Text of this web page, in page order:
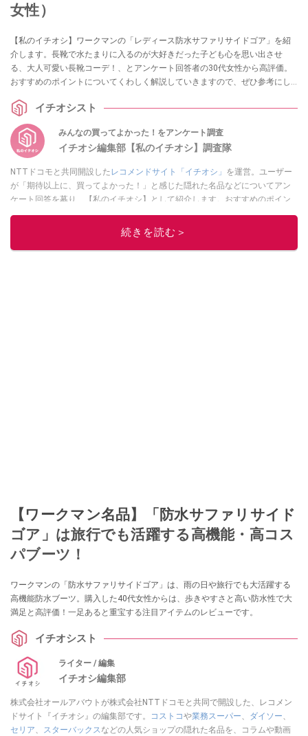
女性）
【私のイチオシ】ワークマンの「レディース防水サファリサイドゴア」を紹
介します。長靴で水たまりに入るのが大好きだった子ども心を思い出させ
る、大人可愛い長靴コーデ！、とアンケート回答者の30代女性から高評価。
おすすめのポイントについてくわしく解説していきますので、ぜひ参考にし
イチオシスト
みんなの買ってよかった！をアンケート調査
イチオシ編集部【私のイチオシ】調査隊
NTTドコモと共同開設した レコメンドサイト「イチオシ」 を運営。ユーザー
が「期待以上に、買ってよかった！」と感じた隠れた名品などについてアン
ケート回答を募り、【私のイチオシ】として紹介します。おすすめのポイン
トや、どんな人に最適か？などについて、体験談や投稿写真とともに紹介し
このイチオシストの他の記事を読む
続きを読む＞
【ワークマン名品】「防水サファリサイド
ゴア」は旅行でも活躍する高機能・高コス
パブーツ！
ワークマンの「防水サファリサイドゴア」は、雨の日や旅行でも大活躍する
高機能防水ブーツ。購入した40代女性からは、歩きやすさと高い防水性で大
満足と高評価！一足あると重宝する注目アイテムのレビューです。
イチオシスト
ライター / 編集
イチオシ編集部
株式会社オールアバウトが株式会社NTTドコモと共同で開設した、レコメン
ドサイト『イチオシ』の編集部です。
コストコや業務スーパー、 ダイソー、
セリア、 スターバックスなどの人気ショップの隠れた名品を、コラムや動画